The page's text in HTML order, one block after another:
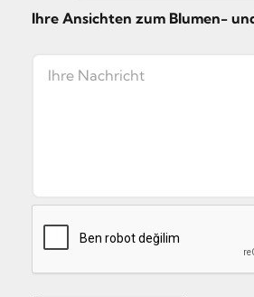
Ihre Ansichten zum Blumen-